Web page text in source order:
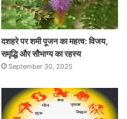
दशहरे पर शमी पूजन का महत्व: विजय,
समृद्धि और सौभाग्य का रहस्य
September 30, 2025